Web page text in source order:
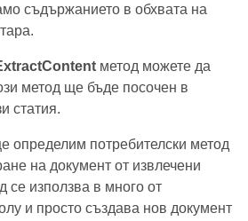
съдържанието в обхвата на
метод можете да
метод ще бъде посочен в
статия.
определим потребителски метод
на документ от извлечени
се използва в много от
и просто създава нов документ